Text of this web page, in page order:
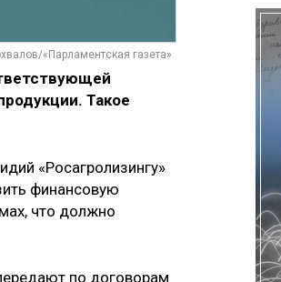
«Парламентская газета»
Такое
«Росагролизингу»
финансовую
что должно
по договорам